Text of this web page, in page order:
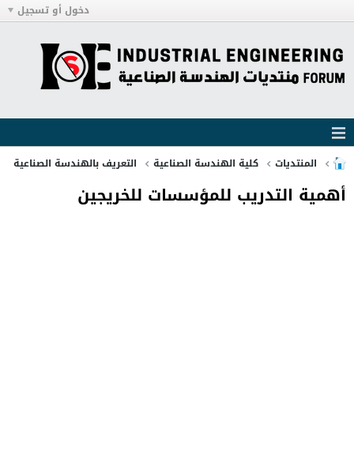
دخول أو تسجيل
المنتديات كلية الهندسة الصناعية التعريف بالهندسة الصناعية
أھمیة التدریب للمؤسسات للخريجين